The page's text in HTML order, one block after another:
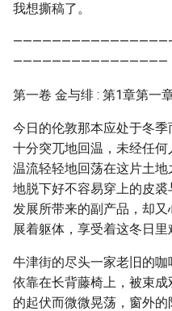
我想撕稿了。
————————————————
第一卷 金与绯 : 第1章第一
今日的伦敦那本应处于冬
十分突兀地回温，未经任
温流轻轻地回荡在这片土
地脱下好不容易穿上的皮
发展所带来的副产品，却
展着躯体，享受着这冬日里
牛津街的尽头一家老旧的
依靠在长背藤椅上，被束
的起伏而微微晃荡，窗外